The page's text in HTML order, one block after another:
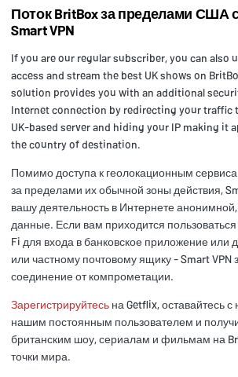
Поток BritBox за пределами
Smart VPN
If you are our regular subscriber, you can also
access and stream the best UK shows on
solution provides you with an additional
Internet connection by redirecting your traffic
UK-based server and hiding your IP making it
the country of destination.
Помимо доступа к геолокационным
за пределами их обычной зоны действия,
вашу деятельность в Интернете
данные. Если вам приходится
Fi для входа в банковское приложение или
или частному почтовому ящику - Smart VPN
соединение от компрометации.
Зарегистрируйтесь на Getflix, оставайтесь
нашим постоянным пользователем и
британским шоу, сериалам и фильмам на
точки мира.